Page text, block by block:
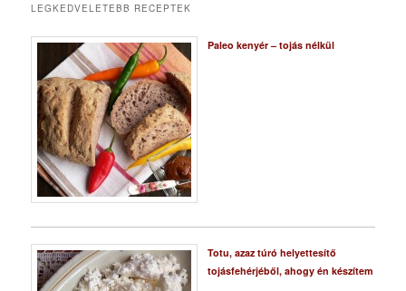
LEGKEDVELETEBB RECEPTEK
Paleo kenyér – tojás nélkül
Totu, azaz túró helyettesítő
tojásfehérjéből, ahogy én készítem